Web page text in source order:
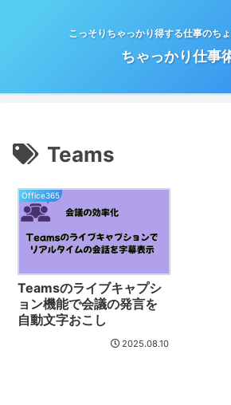
こっそりちゃっかり得する仕事のち
ちゃっかり仕事
Teams
Office365
Teamsのライブキャプシ
ョン機能で会議の発言を
自動文字おこし
2025.08.10